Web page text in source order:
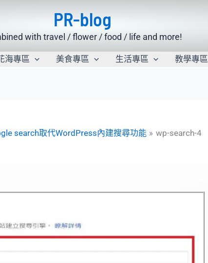
PR-blog
with travel / flower / food / life and more!
海專區 美食專區 生活專區 教學專區
search取代WordPress內建搜尋功能 wp-search-4